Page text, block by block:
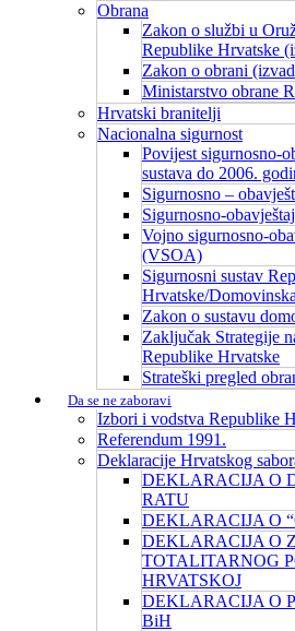
Obrana
Zakon o službi u
Republike Hrvatske
Zakon o obrani
Ministarstvo obrane
Hrvatski branitelji
Nacionalna sigurnost
Povijest sigurnosno-
sustava do 2006.
Sigurnosno –
Sigurnosno-
Vojno sigurnosno-
(VSOA)
Sigurnosni sustav
Hrvatske/
Zakon o sustavu
Zaključak Strategije
Republike Hrvatske
Strateški pregled
Da se ne zaboravi
Izbori i vodstva Republike
Referendum 1991.
Deklaracije Hrvatskog
DEKLARACIJA O
RATU
DEKLARACIJA O
DEKLARACIJA O
TOTALITARNOG
HRVATSKOJ
DEKLARACIJA O
BiH